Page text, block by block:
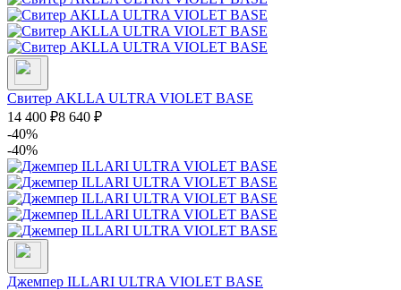
Свитер AKLLA ULTRA VIOLET BASE
14 400 ₽8 640 ₽
-40%
-40%
Джемпер ILLARI ULTRA VIOLET BASE